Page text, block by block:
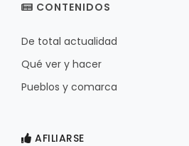
CONTENIDOS
De total actualidad
Qué ver y hacer
Pueblos y comarca
AFILIARSE